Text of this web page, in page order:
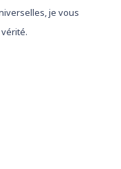
je vous